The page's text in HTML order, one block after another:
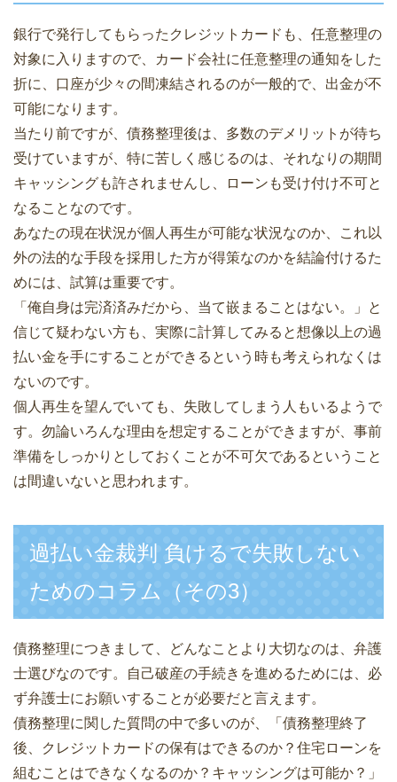
銀行で発行してもらったクレジットカードも、任意整理の
対象に入りますので、カード会社に任意整理の通知をした
折に、口座が少々の間凍結されるのが一般的で、出金が不
可能になります。
当たり前ですが、債務整理後は、多数のデメリットが待ち
受けていますが、特に苦しく感じるのは、それなりの期間
キャッシングも許されませんし、ローンも受け付け不可と
なることなのです。
あなたの現在状況が個人再生が可能な状況なのか、これ以
外の法的な手段を採用した方が得策なのかを結論付けるた
めには、試算は重要です。
「俺自身は完済済みだから、当て嵌まることはない。」と
信じて疑わない方も、実際に計算してみると想像以上の過
払い金を手にすることができるという時も考えられなくは
ないのです。
個人再生を望んでいても、失敗してしまう人もいるようで
す。勿論いろんな理由を想定することができますが、事前
準備をしっかりとしておくことが不可欠であるということ
は間違いないと思われます。
過払い金裁判 負けるで失敗しない
ためのコラム（その3）
債務整理につきまして、どんなことより大切なのは、弁護
士選びなのです。自己破産の手続きを進めるためには、必
ず弁護士にお願いすることが必要だと言えます。
債務整理に関した質問の中で多いのが、「債務整理終了
後、クレジットカードの保有はできるのか？住宅ローンを
組むことはできなくなるのか？キャッシングは可能か？」